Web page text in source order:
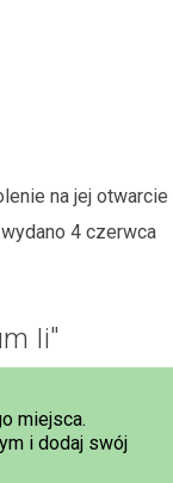
na jej otwarcie
4 czerwca
Ii"
miejsca.
i dodaj swój